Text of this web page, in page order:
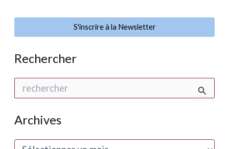
S'inscrire à la Newsletter
Rechercher
e
c
Archives
A